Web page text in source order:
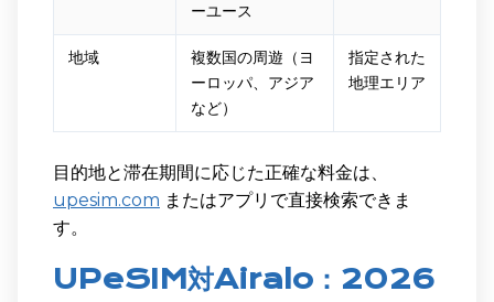
ーユース
地域
複数国の周遊（ヨ
ーロッパ、アジア
など）
指定された
地理エリア
目的地と滞在期間に応じた正確な料金は、
upesim.com またはアプリで直接検索できま
す。
UPeSIM対Airalo：2026